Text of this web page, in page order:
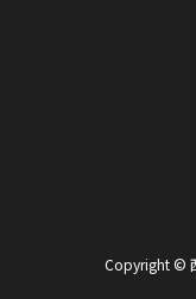
Copyright ©